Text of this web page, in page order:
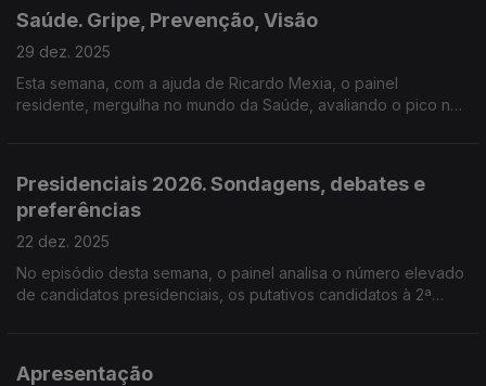
Saúde. Gripe, Prevenção, Visão
29 dez. 2025
Esta semana, com a ajuda de Ricardo Mexia, o painel
residente, mergulha no mundo da Saúde, avaliando o pico nas
Presidenciais 2026. Sondagens, debates e
preferências
22 dez. 2025
No episódio desta semana, o painel analisa o número elevado
de candidatos presidenciais, os putativos candidatos à 2ª
Apresentação